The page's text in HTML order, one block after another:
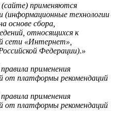
(сайте) применяются
(информационные технологии
основе сбора,
относящихся к
сети «Интернет»,
Федерации).»
применения
от платформы рекомендаций
применения
от платформы рекомендаций